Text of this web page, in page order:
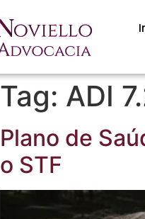
Tag: ADI
Plano de
o STF